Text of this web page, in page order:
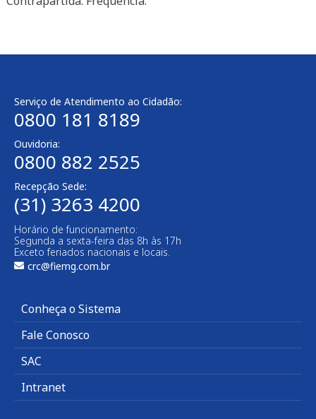
Serviço de Atendimento ao Cidadão:
0800 181 8189
Ouvidoria:
0800 882 2525​
Recepção Sede:
(31) 3263 4200
Horário de funcionamento:
Segunda a sexta-feira das 8h às 17h
Exceto feriados nacionais e locais.
crc@fiemg.com.br
Conheça o Sistema
Fale Conosco
SAC
Intranet